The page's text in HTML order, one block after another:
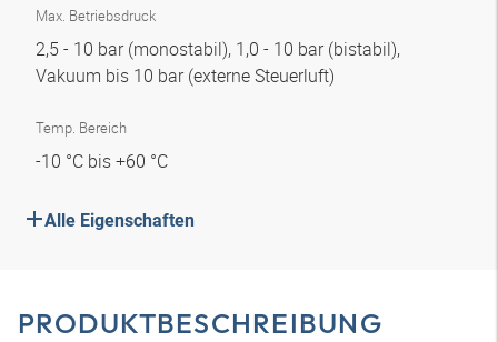
Max. Betriebsdruck
2,5 - 10 bar (monostabil), 1,0 - 10 bar (bistabil),
Vakuum bis 10 bar (externe Steuerluft)
Temp. Bereich
-10 °C bis +60 °C
Alle Eigenschaften
PRODUKTBESCHREIBUNG